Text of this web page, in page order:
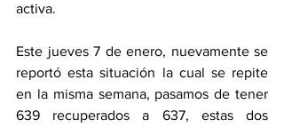
activa.
Este jueves 7 de enero, nuevamente se
reportó esta situación la cual se repite
en la misma semana, pasamos de tener
639 recuperados a 637, estas dos